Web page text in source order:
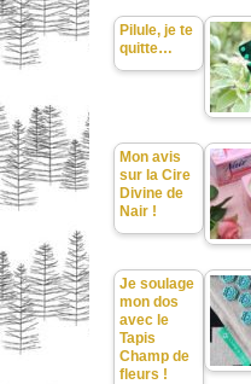
Pilule, je te
quitte…
Mon avis
sur la Cire
Divine de
Nair !
Je soulage
mon dos
avec le
Tapis
Champ de
fleurs !